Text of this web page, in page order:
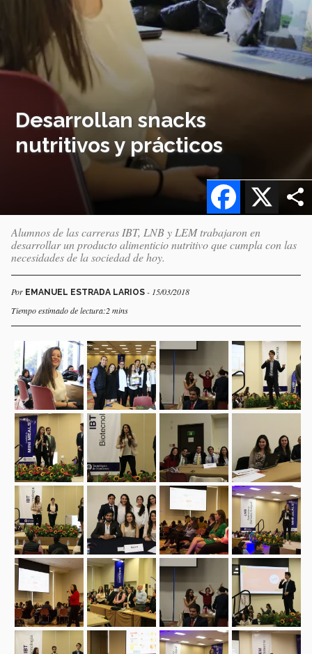
Desarrollan snacks
nutritivos y prácticos
X
Facebook
Alumnos de las carreras IBT, LNB y LEM trabajaron en
desarrollar un producto alimenticio nutritivo que cumpla con las
necesidades de la sociedad de hoy.
Por EMANUEL ESTRADA LARIOS - 15/03/2018
Tiempo estimado de lectura:2 mins